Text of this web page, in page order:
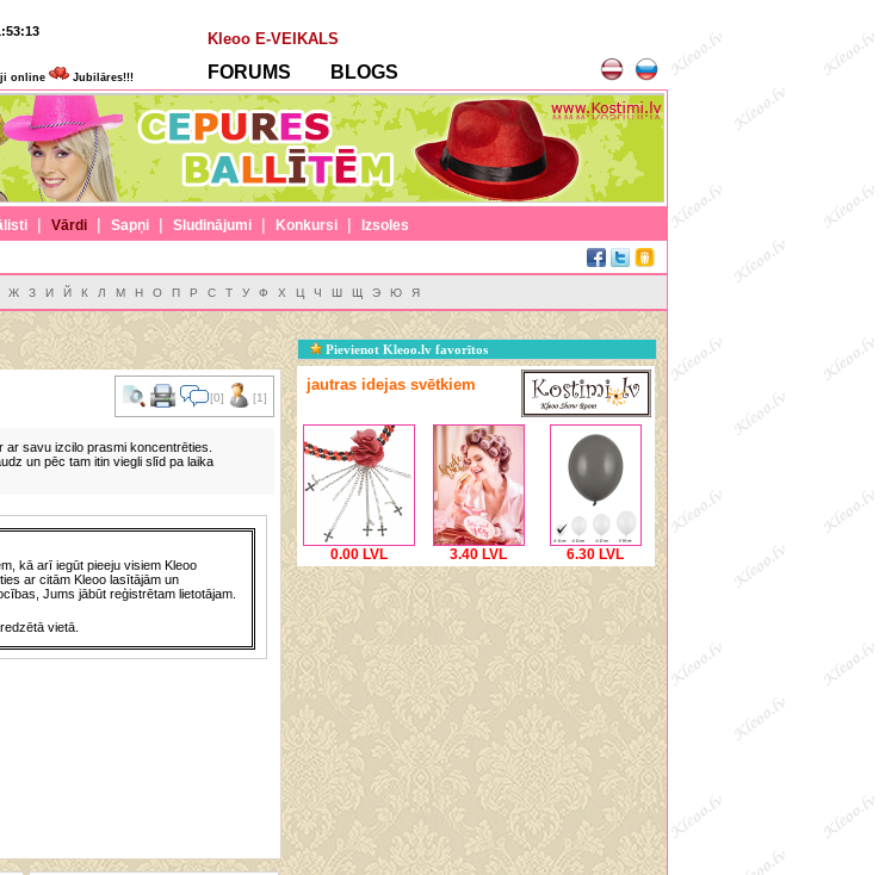
online Jubilāres!!!
Kleoo E-VEIKALS
FORUMS BLOGS
| Vārdi | Sapņi | Sludinājumi | Konkursi |
Izsoles
Ж З И Й К Л М Н О П Р С Т У Ф Х Ц Ч Ш Щ Э Ю Я
[0] [1]
savu izcilo prasmi koncentrēties.
un pēc tam itin viegli slīd pa laika
kā arī iegūt pieeju visiem Kleoo
ar citām Kleoo lasītājām un
Jums jābūt reģistrētam lietotājam.
vietā.
Pievienot Kleoo.lv favorītos
jautras idejas svētkiem
0.00 LVL 3.40 LVL 6.30 LVL